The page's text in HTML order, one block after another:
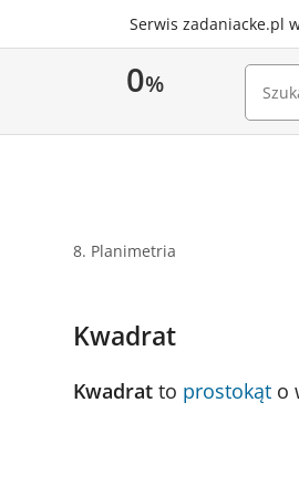
Serwis zadaniacke.pl
0%
8. Planimetria
Kwadrat
Kwadrat to prostokąt o